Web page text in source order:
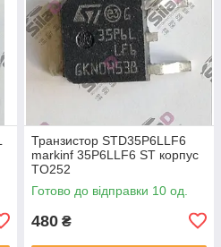
Транзистор STD35P6LLF6
markinf 35P6LLF6 ST корпус
TO252
Готово до відправки 10 од.
480 ₴